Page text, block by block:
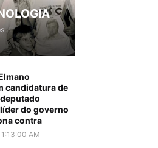
candidatura de
do governo
contra
AM